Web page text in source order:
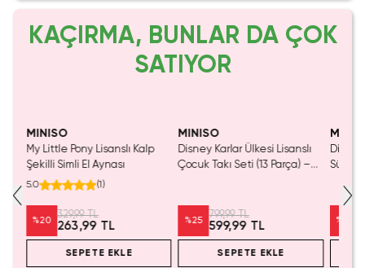
KAÇIRMA, BUNLAR DA ÇOK
SATIYOR
MINISO
My Little Pony Lisanslı Kalp
Şekilli Simli El Aynası
5.0 (1)
%20
329,99 TL
263,99 TL
SEPETE EKLE
MINISO
Disney Karlar Ülkesi Lisanslı
Çocuk Takı Seti (13 Parça) –
%25
799,99 TL
599,99 TL
SEPETE EKLE
Disney
%